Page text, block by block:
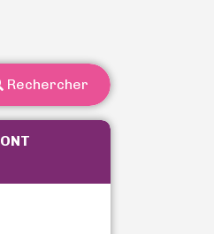
Rechercher